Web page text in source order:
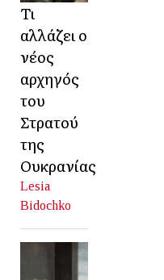
Τι
αλλάζει ο
νέος
αρχηγός
του
Στρατού
της
Ουκρανίας
Lesia
Bidochko